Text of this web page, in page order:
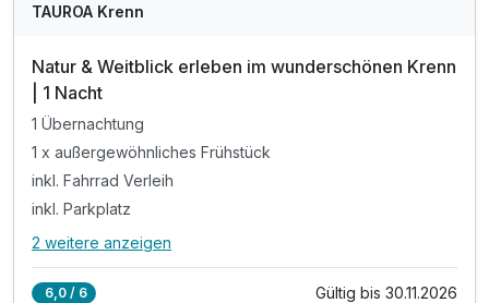
TAUROA Krenn
Natur & Weitblick erleben im wunderschönen Krenn
| 1 Nacht
1 Übernachtung
1 x außergewöhnliches Frühstück
inkl. Fahrrad Verleih
inkl. Parkplatz
Alle Inklusivleistungen
2 weitere anzeigen
6,0 / 6 Gültig bis 30.11.2026